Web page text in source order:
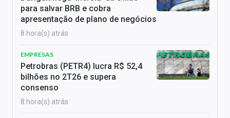
para salvar BRB e cobra
apresentação de plano de negócios
8 hora(s) atrás
EMPRESAS
Petrobras (PETR4) lucra R$ 52,4
bilhões no 2T26 e supera
consenso
8 hora(s) atrás